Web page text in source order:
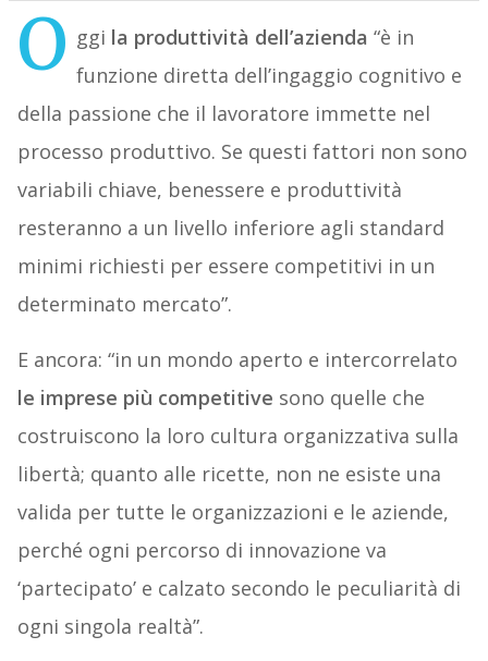
O ggi la produttività dell’azienda “è in
funzione diretta dell’ingaggio cognitivo e
della passione che il lavoratore immette nel
processo produttivo. Se questi fattori non sono
variabili chiave, benessere e produttività
resteranno a un livello inferiore agli standard
minimi richiesti per essere competitivi in un
determinato mercato”.
E ancora: “in un mondo aperto e intercorrelato
le imprese più competitive sono quelle che
costruiscono la loro cultura organizzativa sulla
libertà; quanto alle ricette, non ne esiste una
valida per tutte le organizzazioni e le aziende,
perché ogni percorso di innovazione va
‘partecipato’ e calzato secondo le peculiarità di
ogni singola realtà”.